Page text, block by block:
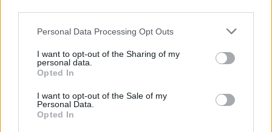
Please note that this website/app uses one or more Google
not limited to your visit or usage behaviour. You may click to
grant or deny consent to Google and its third-party tags to
use your data for below specified purposes in below Google
consent section.
Personal Data Processing Opt Outs
I want to opt-out of the Sharing of my
personal data.
Opted In
I want to opt-out of the Sale of my
Personal Data.
Opted In
További bejegyzések